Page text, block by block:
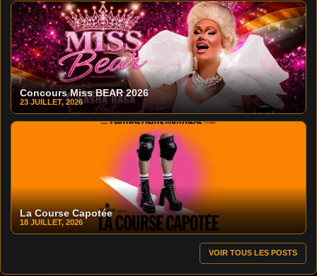
Concours Miss BEAR 2026
23 JUILLET, 2026
La Course Capotée
18 JUILLET, 2026
VOIR TOUS LES POSTS